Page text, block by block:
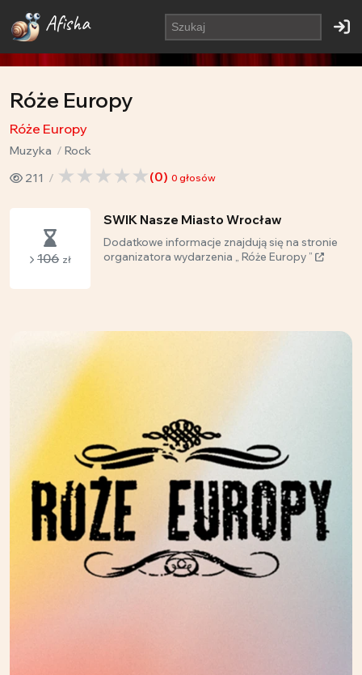
Afisha
Róże Europy
Róże Europy
Muzyka
Rock
211
(0) 0 głosów
106 zł
SWIK Nasze Miasto Wrocław
Dodatkowe informacje znajdują się na stronie
organizatora wydarzenia „ Róże Europy ”